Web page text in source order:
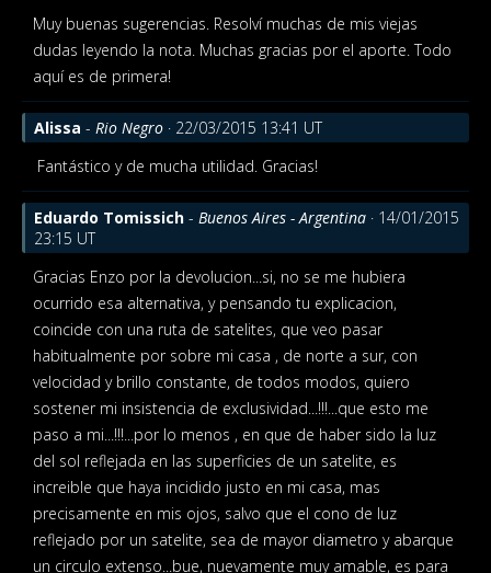
Muy buenas sugerencias. Resolví muchas de mis viejas
dudas leyendo la nota. Muchas gracias por el aporte. Todo
aquí es de primera!
Alissa - Rio Negro · 22/03/2015 13:41 UT
Fantástico y de mucha utilidad. Gracias!
Eduardo Tomissich - Buenos Aires - Argentina · 14/01/2015
23:15 UT
Gracias Enzo por la devolucion...si, no se me hubiera
ocurrido esa alternativa, y pensando tu explicacion,
coincide con una ruta de satelites, que veo pasar
habitualmente por sobre mi casa , de norte a sur, con
velocidad y brillo constante, de todos modos, quiero
sostener mi insistencia de exclusividad...!!!...que esto me
paso a mi...!!!...por lo menos , en que de haber sido la luz
del sol reflejada en las superficies de un satelite, es
increible que haya incidido justo en mi casa, mas
precisamente en mis ojos, salvo que el cono de luz
reflejado por un satelite, sea de mayor diametro y abarque
un circulo extenso...bue, nuevamente muy amable, es para